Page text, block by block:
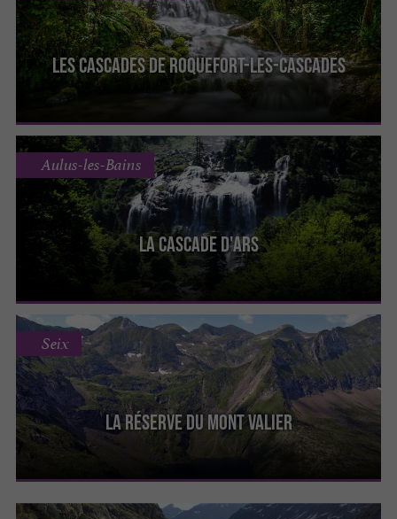
Les cascades de Roquefort-les-Cascades
La Cascade d'Ars
Aulus-les-Bains
La Réserve Du Mont Valier
Seix